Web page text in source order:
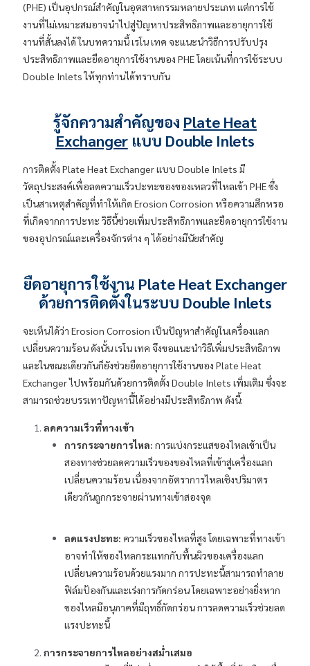
(PHE) เป็นอุปกรณ์สำคัญในอุตสาหกรรมหลายประเภท แต่การใช้
งานที่ไม่เหมาะสมอาจนำไปสู่ปัญหาประสิทธิภาพและอายุการใช้
งานที่สั้นลงได้ ในบทความนี้ เรโน เทค จะแนะนำวิธีการปรับปรุง
ประสิทธิภาพและยืดอายุการใช้งานของ PHE โดยเน้นที่การใช้ระบบ
Double Inlets ให้ทุกท่านได้ทราบกัน
รู้จักความสำคัญของ Plate Heat
Exchangerแบบ Double Inlets
การติดตั้ง Plate Heat Exchanger แบบ Double Inlets มี
วัตถุประสงค์เพื่อลดความเร็วปะทะของของเหลวที่ไหลเข้า PHE ซึ่ง
เป็นสาเหตุสำคัญที่ทำให้เกิด Erosion Corrosion หรือความสึกหรอ
ที่เกิดจากการปะทะ วิธีนี้ช่วยเพิ่มประสิทธิภาพและยืดอายุการใช้งาน
ของอุปกรณ์และเครื่องจักรต่าง ๆ ได้อย่างมีนัยสำคัญ
ยืดอายุการใช้งาน Plate Heat Exchanger
ด้วยการติดตั้งในระบบ Double Inlets
จะเห็นได้ว่า Erosion Corrosion เป็นปัญหาสำคัญในเครื่องแลก
เปลี่ยนความร้อน ดังนั้น เรโน เทค จึงขอแนะนำวิธีเพิ่มประสิทธิภาพ
และในขณะเดียวกันก็ยังช่วยยืดอายุการใช้งานของ Plate Heat
Exchanger ไปพร้อมกันด้วยการติดตั้ง Double Inlets เพิ่มเติม ซึ่งจะ
สามารถช่วยบรรเทาปัญหานี้ได้อย่างมีประสิทธิภาพ ดังนี้:
ลดความเร็วที่ทางเข้า
การกระจายการไหล: การแบ่งกระแสของไหลเข้าเป็น
สองทางช่วยลดความเร็วของของไหลที่เข้าสู่เครื่องแลก
เปลี่ยนความร้อน เนื่องจากอัตราการไหลเชิงปริมาตร
เดียวกันถูกกระจายผ่านทางเข้าสองจุด
ลดแรงปะทะ: ความเร็วของไหลที่สูง โดยเฉพาะที่ทางเข้า
อาจทำให้ของไหลกระแทกกับพื้นผิวของเครื่องแลก
เปลี่ยนความร้อนด้วยแรงมาก การปะทะนี้สามารถทำลาย
ฟิล์มป้องกันและเร่งการกัดกร่อน โดยเฉพาะอย่างยิ่งหาก
ของไหลมีอนุภาคที่มีฤทธิ์กัดกร่อน การลดความเร็วช่วยลด
แรงปะทะนี้
การกระจายการไหลอย่างสม่ำเสมอ